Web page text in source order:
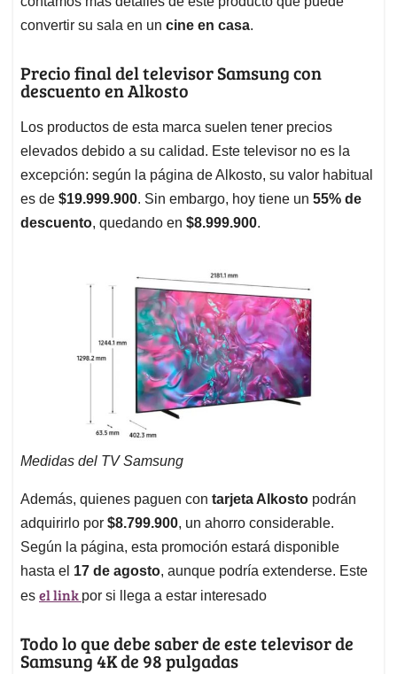
convertir su sala en un cine en casa.
Precio final del televisor Samsung con
descuento en Alkosto
Los productos de esta marca suelen tener precios
elevados debido a su calidad. Este televisor no es la
excepción: según la página de Alkosto, su valor habitual
es de $19.999.900. Sin embargo, hoy tiene un 55% de
descuento, quedando en $8.999.900.
Medidas del TV Samsung
Además, quienes paguen con tarjeta Alkosto podrán
adquirirlo por $8.799.900, un ahorro considerable.
Según la página, esta promoción estará disponible
hasta el 17 de agosto, aunque podría extenderse. Este
es el link por si llega a estar interesado
Todo lo que debe saber de este televisor de
Samsung 4K de 98 pulgadas